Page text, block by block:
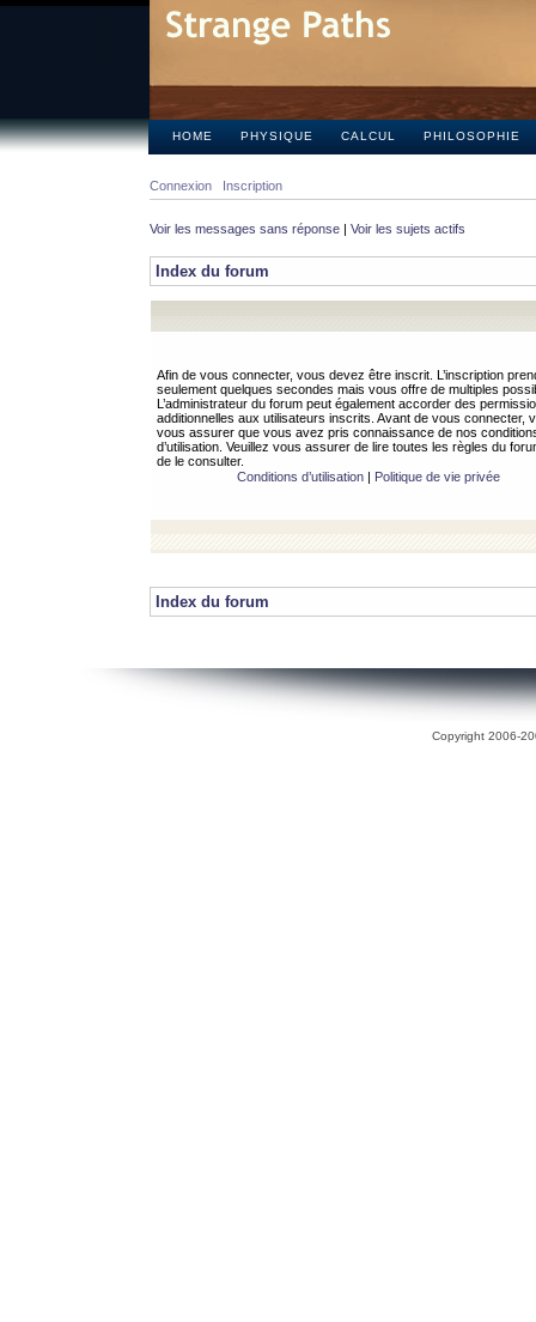
HOME PHYSIQUE CALCUL PHILOSOPHIE
Connexion Inscription
Voir les messages sans réponse | Voir les sujets actifs
Index du forum
Afin de vous connecter, vous devez être inscrit. L’inscription
seulement quelques secondes mais vous offre de multiples
L’administrateur du forum peut également accorder des
additionnelles aux utilisateurs inscrits. Avant de vous connecter,
vous assurer que vous avez pris connaissance de nos
d’utilisation. Veuillez vous assurer de lire toutes les règles du
de le consulter.
Conditions d’utilisation| Politique de vie privée
Index du forum
Copyright 2006-